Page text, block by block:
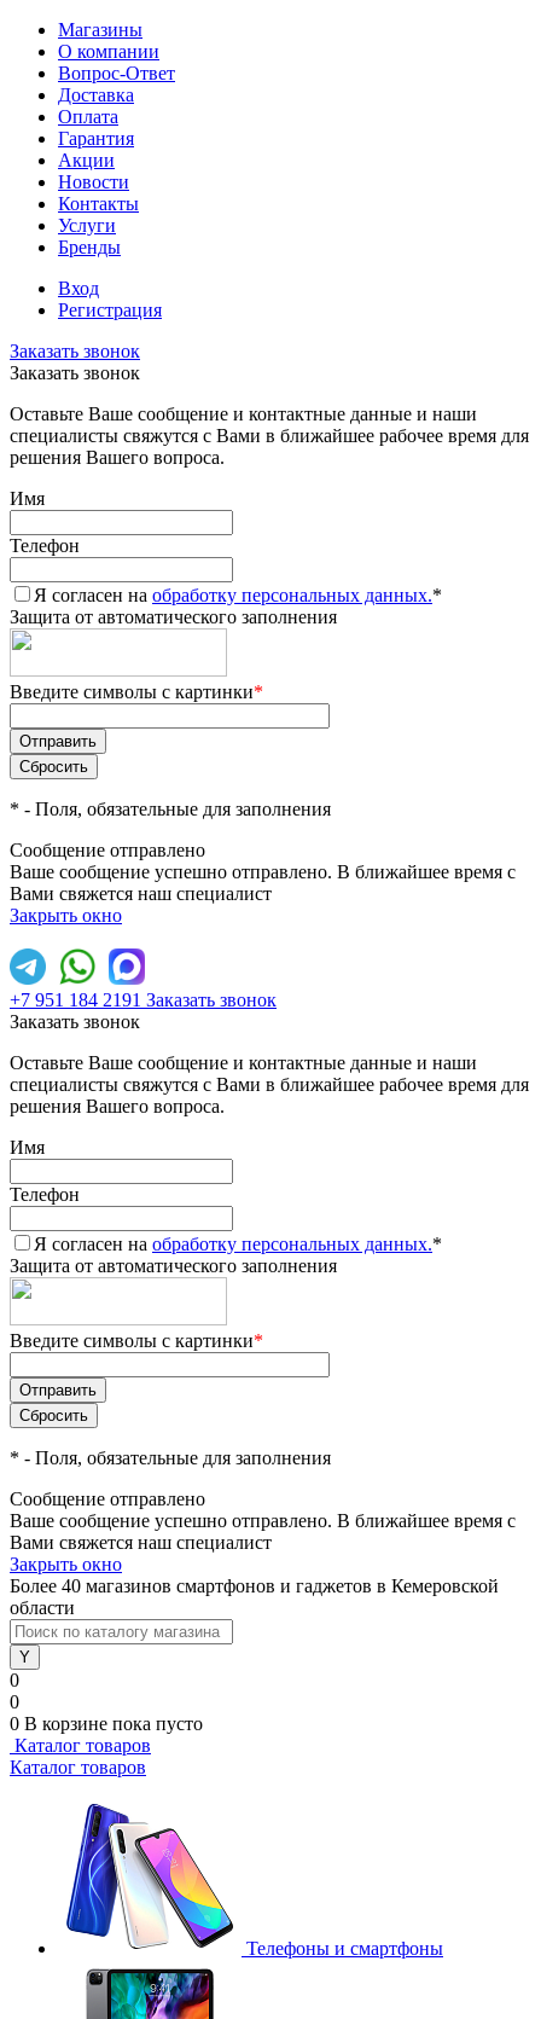
Магазины
О компании
Вопрос-Ответ
Доставка
Оплата
Гарантия
Акции
Новости
Контакты
Услуги
Бренды
Вход
Регистрация
Заказать звонок
Заказать звонок
Оставьте Ваше сообщение и контактные данные и наши
специалисты свяжутся с Вами в ближайшее рабочее время для
решения Вашего вопроса.
Имя
Телефон
Я согласен на обработку персональных данных.*
Защита от автоматического заполнения
Введите символы с картинки*
* - Поля, обязательные для заполнения
Сообщение отправлено
Ваше сообщение успешно отправлено. В ближайшее время с
Вами свяжется наш специалист
Закрыть окно
+7 951 184 2191 Заказать звонок
Заказать звонок
Оставьте Ваше сообщение и контактные данные и наши
специалисты свяжутся с Вами в ближайшее рабочее время для
решения Вашего вопроса.
Имя
Телефон
Я согласен на обработку персональных данных.*
Защита от автоматического заполнения
Введите символы с картинки*
* - Поля, обязательные для заполнения
Сообщение отправлено
Ваше сообщение успешно отправлено. В ближайшее время с
Вами свяжется наш специалист
Закрыть окно
Более 40 магазинов смартфонов и гаджетов в Кемеровской
области
0
0
0 В корзине пока пусто
Каталог товаров
Каталог товаров
Телефоны и смартфоны